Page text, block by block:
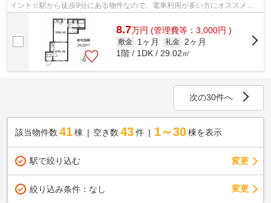
イント☆駅から徒歩9分にある物件なので、電車利用が多い方にオススメで
す☆こちらの物件、通風良好な居住環境で...
8.7万円 (管理費等：3,000円 )
敷金 1ヶ月 礼金 2ヶ月
1階 / 1DK / 29.02㎡
次の30件へ
該当物件数 41棟 空き数 43 件 1～30 棟を表示
駅で絞り込む 変更
絞り込み条件： なし 変更